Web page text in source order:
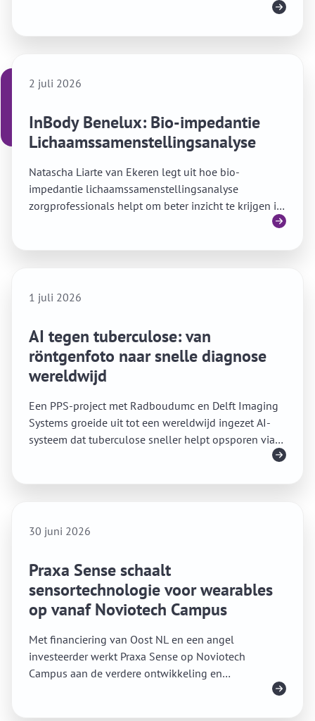
2 juli 2026
InBody Benelux: Bio-impedantie
Lichaamssamenstellingsanalyse
Natascha Liarte van Ekeren legt uit hoe bio-
impedantie lichaamssamenstellingsanalyse
zorgprofessionals helpt om beter inzicht te krijgen in
1 juli 2026
AI tegen tuberculose: van
röntgenfoto naar snelle diagnose
wereldwijd
Een PPS-project met Radboudumc en Delft Imaging
Systems groeide uit tot een wereldwijd ingezet AI-
systeem dat tuberculose sneller helpt opsporen via
30 juni 2026
Praxa Sense schaalt
sensortechnologie voor wearables
op vanaf Noviotech Campus
Met financiering van Oost NL en een angel
investeerder werkt Praxa Sense op Noviotech
Campus aan de verdere ontwikkeling en